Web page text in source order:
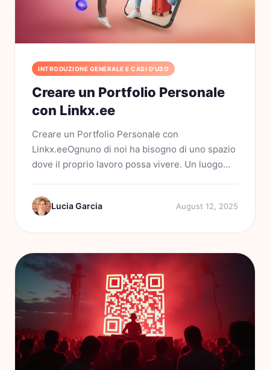
INTRODUZIONE GENERALE E CASI D'USO
Creare un Portfolio Personale
con Linkx.ee
Creare un Portfolio Personale con
Linkx.eeOgnuno di noi ha bisogno di uno spazio
dove il proprio lavoro possa vivere. Un luogo
2025, il concetto di portfolio non si limita più a
un sito web statico o a un...
Lucia Garcia August 12, 2025